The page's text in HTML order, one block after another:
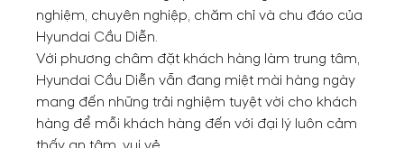
nghiệm, chuyên nghiệp, chăm chỉ và chu đáo của
Hyundai Cầu Diễn.
Với phương châm đặt khách hàng làm trung tâm,
Hyundai Cầu Diễn vẫn đang miệt mài hàng ngày
mang đến những trải nghiệm tuyệt vời cho khách
hàng để mỗi khách hàng đến với đại lý luôn cảm